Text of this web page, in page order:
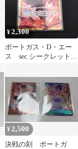
¥2,300
ポートガス・D・エー
ス sec シークレット
¥2,500
決戦の刻 ポートガ